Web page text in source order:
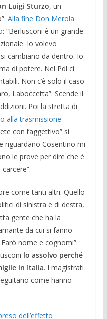
Luigi Sturzo, un
Alla fine Don Merola
: “Berlusconi è un grande.
Io volevo
cambiano da dentro. Io
di potere. Nel Pdl ci
Non c’è solo il caso
Laboccetta”. Scende il
Poi la stretta di
alla trasmissione
con l’aggettivo” si
riguardano Cosentino mi
le prove per dire che è
come tanti altri. Quello
di sinistra e di destra,
gente che ha la
da cui si fanno
nome e cognomi”.
lo assolvo perché
in Italia. I magistrati
come hanno
dell’effetto